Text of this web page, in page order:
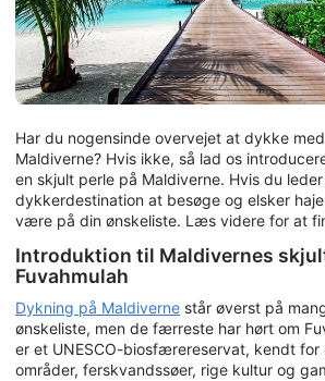
Har du nogensinde overvejet at dykke
Maldiverne? Hvis ikke, så lad os
en skjult perle på Maldiverne. Hvis du
dykkerdestination at besøge og elsker
være på din ønskeliste. Læs videre for at
Introduktion til Maldivernes
Fuvahmulah
Dykning på Maldiverne står øverst på
ønskeliste, men de færreste har hørt om
er et UNESCO-biosfærereservat, kendt for
områder, ferskvandssøer, rige kultur og